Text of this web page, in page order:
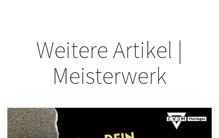
Weitere Artikel |
Meisterwerk